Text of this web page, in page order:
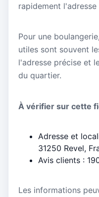
rapidement
Pour une
utiles sont souvent
l'adresse précise et
du quartier.
À vérifier sur cette
Adresse et
31250 Revel,
Avis clients :
Les informations